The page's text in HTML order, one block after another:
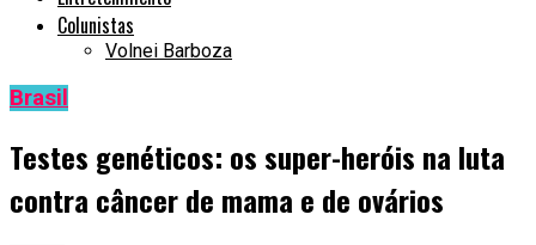
Colunistas
Volnei Barboza
Brasil
Testes genéticos: os super-heróis na luta
contra câncer de mama e de ovários